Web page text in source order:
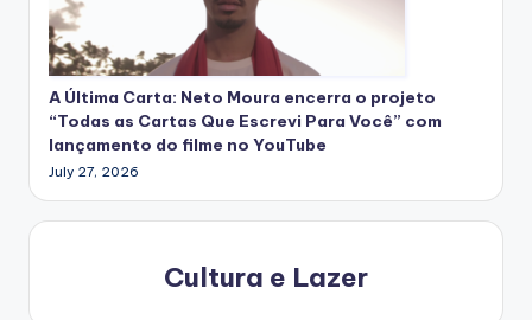
A Última Carta: Neto Moura encerra o projeto
“Todas as Cartas Que Escrevi Para Você” com
lançamento do filme no YouTube
July 27, 2026
Cultura e Lazer